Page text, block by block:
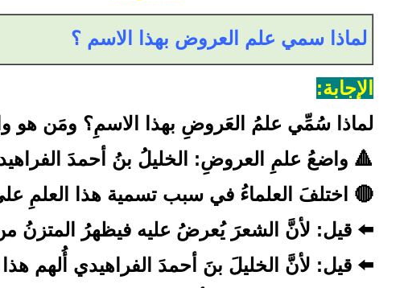
لماذا سمي علم العروض بهذا الاسم ؟
الإجابة:
لماذا سُمِّي علمُ العَروضِ بهذا الاسمِ؟ ومَن هو
🔺 واضعُ علمِ العروضِ: الخليلُ بنُ أحمدَ
🔴 اختلفَ العلماءُ في سبب تسمية هذا العلمِ
⬅️ قيل: لأنَّ الشعرَ يُعرضُ عليه فيظهرُ المتزنُ
⬅️ قيل: لأنَّ الخليلَ بنَ أحمدَ الفراهيدي أُلهم